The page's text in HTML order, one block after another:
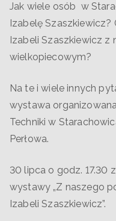
Jak wiele osób w
Izabelę Szaszkiewicz?
Izabeli Szaszkiewicz z
wielkopiecowym?
Na te i wiele innych
wystawa
Techniki w
Perłowa.
30 lipca o godz. 17.30
wystawy „Z naszego
Izabeli Szaszkiewicz”.